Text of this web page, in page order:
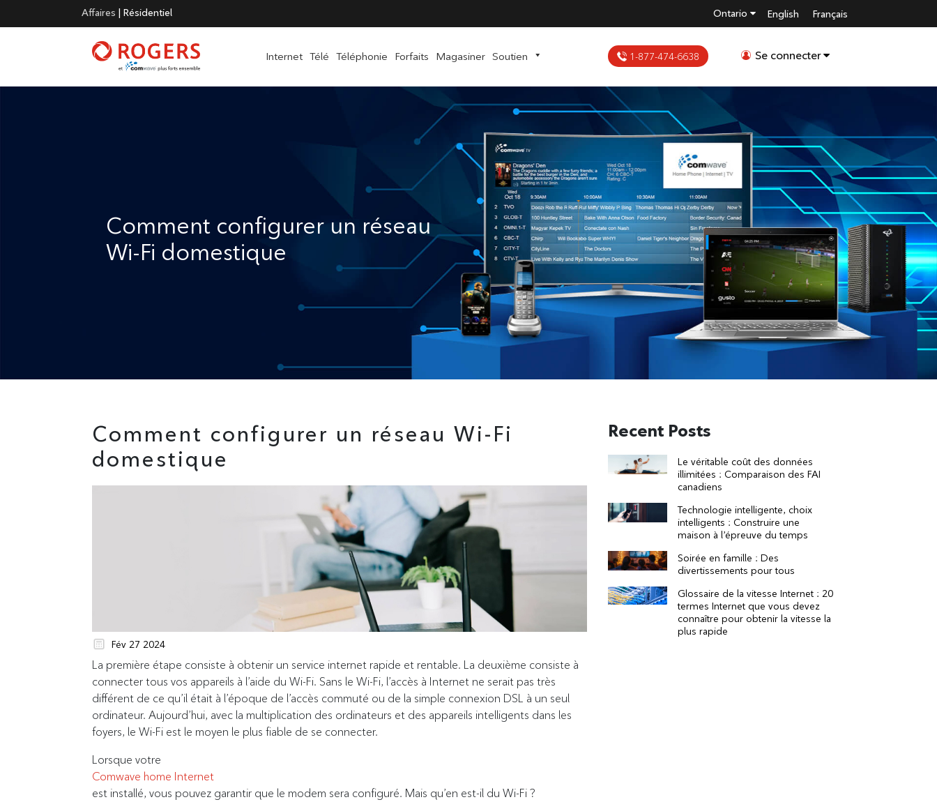
Affaires | Résidentiel Ontario English Français
Internet Télé Téléphonie Forfaits Magasiner Soutien 1-877-474-6638 Se connecter
Comment configurer un réseau
Wi-Fi domestique
Comment configurer un réseau Wi-Fi
domestique
Fév 27 2024
La première étape consiste à obtenir un service internet rapide et rentable. La deuxième consiste à
connecter tous vos appareils à l’aide du Wi-Fi. Sans le Wi-Fi, l’accès à Internet ne serait pas très
différent de ce qu’il était à l’époque de l’accès commuté ou de la simple connexion DSL à un seul
ordinateur. Aujourd’hui, avec la multiplication des ordinateurs et des appareils intelligents dans les
foyers, le Wi-Fi est le moyen le plus fiable de se connecter.
Lorsque votre
Comwave home Internet
est installé, vous pouvez garantir que le modem sera configuré. Mais qu’en est-il du Wi-Fi ?
Recent Posts
Le véritable coût des données
illimitées : Comparaison des FAI
canadiens
Technologie intelligente, choix
intelligents : Construire une
maison à l’épreuve du temps
Soirée en famille : Des
divertissements pour tous
Glossaire de la vitesse Internet : 20
termes Internet que vous devez
connaître pour obtenir la vitesse la
plus rapide